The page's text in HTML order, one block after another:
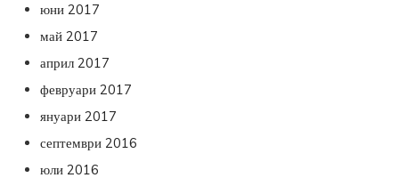
юни 2017
май 2017
април 2017
февруари 2017
януари 2017
септември 2016
юли 2016